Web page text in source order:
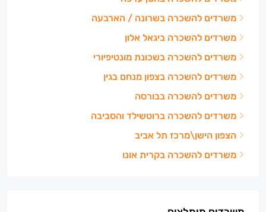
משרדים להשכרה בשרונה / הארבעה
משרדים להשכרה ביגאל אלון
משרדים להשכרה בשכונת מונטיפיורי
משרדים להשכרה בצפון מנחם בגין
משרדים להשכרה בבורסה
משרדים להשכרה ברוטשילד והסביבה
הצפון הישן\מרכז תל אביב
משרדים להשכרה בקרית אונו